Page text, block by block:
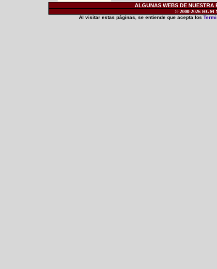
ALGUNAS WEBS DE NUESTRA
© 2000-2026 HGM
Al visitar estas páginas, se entiende que acepta los